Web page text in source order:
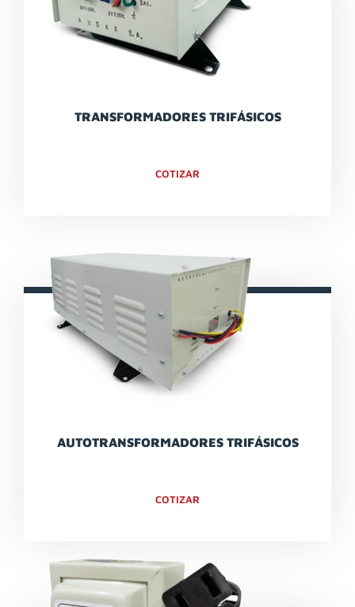
TRANSFORMADORES TRIFÁSICOS
COTIZAR
AUTOTRANSFORMADORES TRIFÁSICOS
COTIZAR